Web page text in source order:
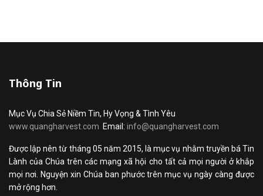
Thông Tin
Mục Vụ Chia Sẻ Niềm Tin, Hy Vọng & Tình Yêu
www.quangharvest.com Email: info@quangharvest.com
Được lập nên từ tháng 05 năm 2015, là mục vụ nhằm truyền bá Tin
Lành của Chúa trên các mạng xã hội cho tất cả mọi người ở khắp
mọi nơi. Nguyện xin Chúa ban phước trên mục vụ ngày càng được
mở rộng hơn.